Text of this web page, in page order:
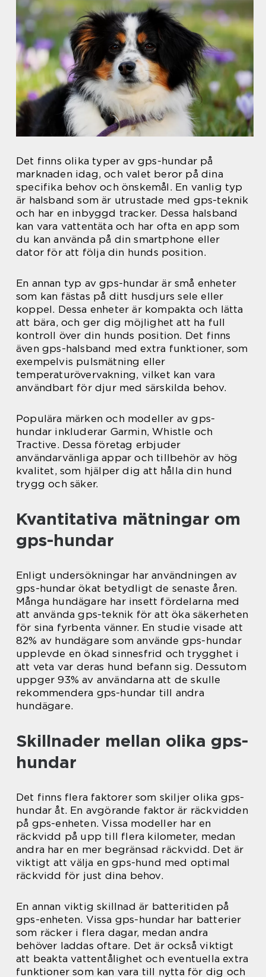
Det finns olika typer av gps-hundar på
marknaden idag, och valet beror på dina
specifika behov och önskemål. En vanlig typ
är halsband som är utrustade med gps-teknik
och har en inbyggd tracker. Dessa halsband
kan vara vattentäta och har ofta en app som
du kan använda på din smartphone eller
dator för att följa din hunds position.
En annan typ av gps-hundar är små enheter
som kan fästas på ditt husdjurs sele eller
koppel. Dessa enheter är kompakta och lätta
att bära, och ger dig möjlighet att ha full
kontroll över din hunds position. Det finns
även gps-halsband med extra funktioner, som
exempelvis pulsmätning eller
temperaturövervakning, vilket kan vara
användbart för djur med särskilda behov.
Populära märken och modeller av gps-
hundar inkluderar Garmin, Whistle och
Tractive. Dessa företag erbjuder
användarvänliga appar och tillbehör av hög
kvalitet, som hjälper dig att hålla din hund
trygg och säker.
Kvantitativa mätningar om
gps-hundar
Enligt undersökningar har användningen av
gps-hundar ökat betydligt de senaste åren.
Många hundägare har insett fördelarna med
att använda gps-teknik för att öka säkerheten
för sina fyrbenta vänner. En studie visade att
82% av hundägare som använde gps-hundar
upplevde en ökad sinnesfrid och trygghet i
att veta var deras hund befann sig. Dessutom
uppger 93% av användarna att de skulle
rekommendera gps-hundar till andra
hundägare.
Skillnader mellan olika gps-
hundar
Det finns flera faktorer som skiljer olika gps-
hundar åt. En avgörande faktor är räckvidden
på gps-enheten. Vissa modeller har en
räckvidd på upp till flera kilometer, medan
andra har en mer begränsad räckvidd. Det är
viktigt att välja en gps-hund med optimal
räckvidd för just dina behov.
En annan viktig skillnad är batteritiden på
gps-enheten. Vissa gps-hundar har batterier
som räcker i flera dagar, medan andra
behöver laddas oftare. Det är också viktigt
att beakta vattentålighet och eventuella extra
funktioner som kan vara till nytta för dig och